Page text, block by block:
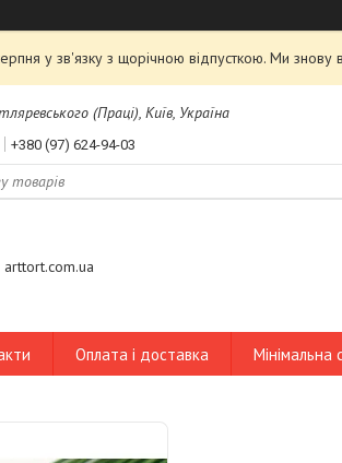
у зв'язку з щорічною відпусткою. Ми
(Праці), Київ, Україна
+380 (97) 624-94-03
arttort.com.ua
Оплата і доставка Мінімальна